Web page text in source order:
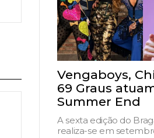
Vengaboys,
69 Graus
Summer End
A sexta edição do
realiza-se em